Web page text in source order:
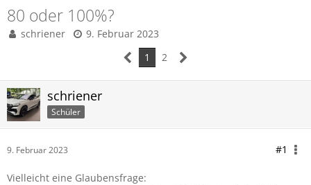
80 oder 100%?
schriener
9. Februar 2023
1
2
schriener
Schüler
9. Februar 2023 #1
Vielleicht eine Glaubensfrage: